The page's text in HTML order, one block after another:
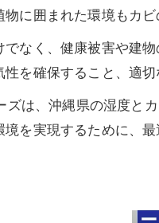
に囲まれた環境もカビ
でなく、健康被害や建
を確保すること、適
は、沖縄県の湿度と
を実現するために、最